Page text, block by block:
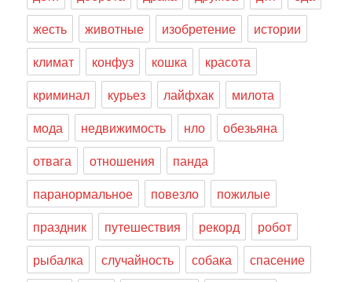
жесть
животные изобретение
истории
климат
конфуз кошка
красота
криминал
курьез лайфхак
милота
мода
недвижимость нло
обезьяна
отвага
отношения
панда
паранормальное
повезло
пожилые
праздник
путешествия рекорд
робот
рыбалка
случайность собака
спасение